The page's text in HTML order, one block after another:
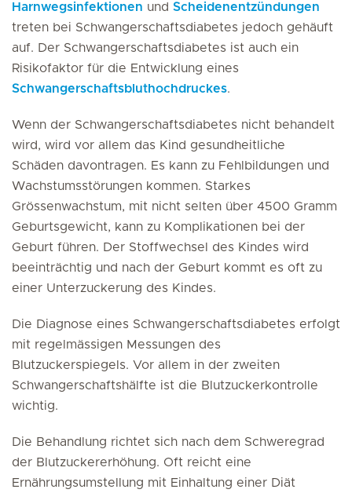
Harnwegsinfektionen und Scheidenentzündungen
treten bei Schwangerschaftsdiabetes jedoch gehäuft
auf. Der Schwangerschaftsdiabetes ist auch ein
Risikofaktor für die Entwicklung eines
Schwangerschaftsbluthochdruckes.
Wenn der Schwangerschaftsdiabetes nicht behandelt
wird, wird vor allem das Kind gesundheitliche
Schäden davontragen. Es kann zu Fehlbildungen und
Wachstumsstörungen kommen. Starkes
Grössenwachstum, mit nicht selten über 4500 Gramm
Geburtsgewicht, kann zu Komplikationen bei der
Geburt führen. Der Stoffwechsel des Kindes wird
beeinträchtig und nach der Geburt kommt es oft zu
einer Unterzuckerung des Kindes.
Die Diagnose eines Schwangerschaftsdiabetes erfolgt
mit regelmässigen Messungen des
Blutzuckerspiegels. Vor allem in der zweiten
Schwangerschaftshälfte ist die Blutzuckerkontrolle
wichtig.
Die Behandlung richtet sich nach dem Schweregrad
der Blutzuckererhöhung. Oft reicht eine
Ernährungsumstellung mit Einhaltung einer Diät